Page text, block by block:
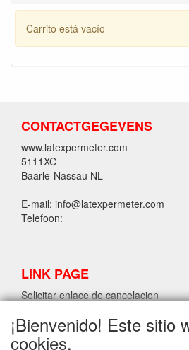
Carrito está vacío
CONTACTGEGEVENS
www.latexpermeter.com
5111XC
Baarle-Nassau NL
E-mail: info@latexpermeter.com
Telefoon:
LINK PAGE
Solicitar enlace de cancelacion
INFORMACIÓN DE LÁTEX
¡Bienvenido! Este sitio
cookies.